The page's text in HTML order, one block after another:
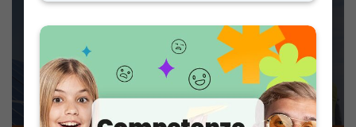
Il tuo futuro nel solare – Professioni che cambiano il
mondo